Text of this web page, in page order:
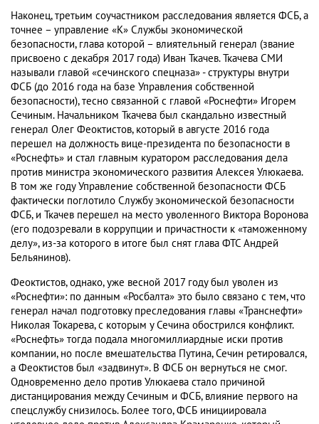
Наконец, третьим соучастником расследования является ФСБ, а
точнее – управление «К» Службы экономической
безопасности, глава которой – влиятельный генерал (звание
присвоено с декабря 2017 года) Иван Ткачев. Ткачева СМИ
называли главой «сечинского спецназа» - структуры внутри
ФСБ (до 2016 года на базе Управления собственной
безопасности), тесно связанной с главой «Роснефти» Игорем
Сечиным. Начальником Ткачева был скандально известный
генерал Олег Феоктистов, который в августе 2016 года
перешел на должность вице-президента по безопасности в
«Роснефть» и стал главным куратором расследования дела
против министра экономического развития Алексея Улюкаева.
В том же году Управление собственной безопасности ФСБ
фактически поглотило Службу экономической безопасности
ФСБ, и Ткачев перешел на место уволенного Виктора Воронова
(его подозревали в коррупции и причастности к «таможенному
делу», из-за которого в итоге был снят глава ФТС Андрей
Бельянинов).
Феоктистов, однако, уже весной 2017 году был уволен из
«Роснефти»: по данным «Росбалта» это было связано с тем, что
генерал начал подготовку преследования главы «Транснефти»
Николая Токарева, с которым у Сечина обострился конфликт.
«Роснефть» тогда подала многомиллиардные иски против
компании, но после вмешательства Путина, Сечин ретировался,
а Феоктистов был «задвинут». В ФСБ он вернуться не смог.
Одновременно дело против Улюкаева стало причиной
дистанцирования между Сечиным и ФСБ, влияние первого на
спецслужбу снизилось. Более того, ФСБ инициировала